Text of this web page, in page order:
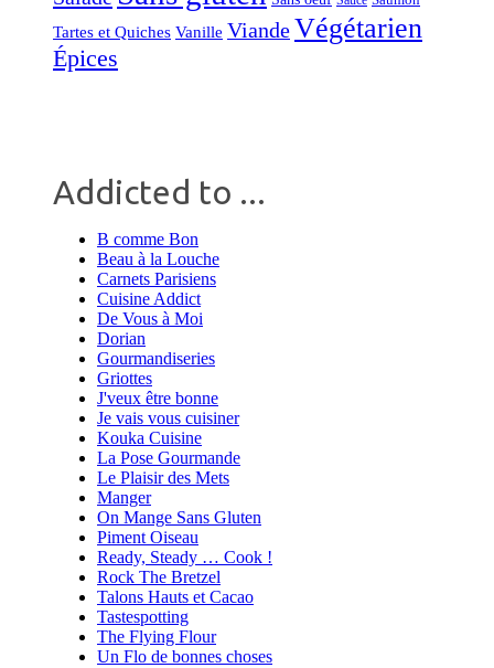
Tartes et Quiches Vanille ViandeVégétarien
Épices
Addicted to ...
B comme Bon
Beau à la Louche
Carnets Parisiens
Cuisine Addict
De Vous à Moi
Dorian
Gourmandiseries
Griottes
J'veux être bonne
Je vais vous cuisiner
Kouka Cuisine
La Pose Gourmande
Le Plaisir des Mets
Manger
On Mange Sans Gluten
Piment Oiseau
Ready, Steady … Cook !
Rock The Bretzel
Talons Hauts et Cacao
Tastespotting
The Flying Flour
Un Flo de bonnes choses